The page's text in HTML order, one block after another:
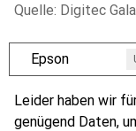
Quelle: Digitec
Epson
Leider haben wir
genügend Daten,